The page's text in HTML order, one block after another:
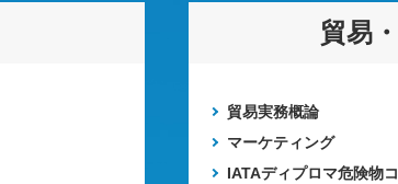
貿易
貿易実務概論
マーケティング
IATAディプロマ危険物